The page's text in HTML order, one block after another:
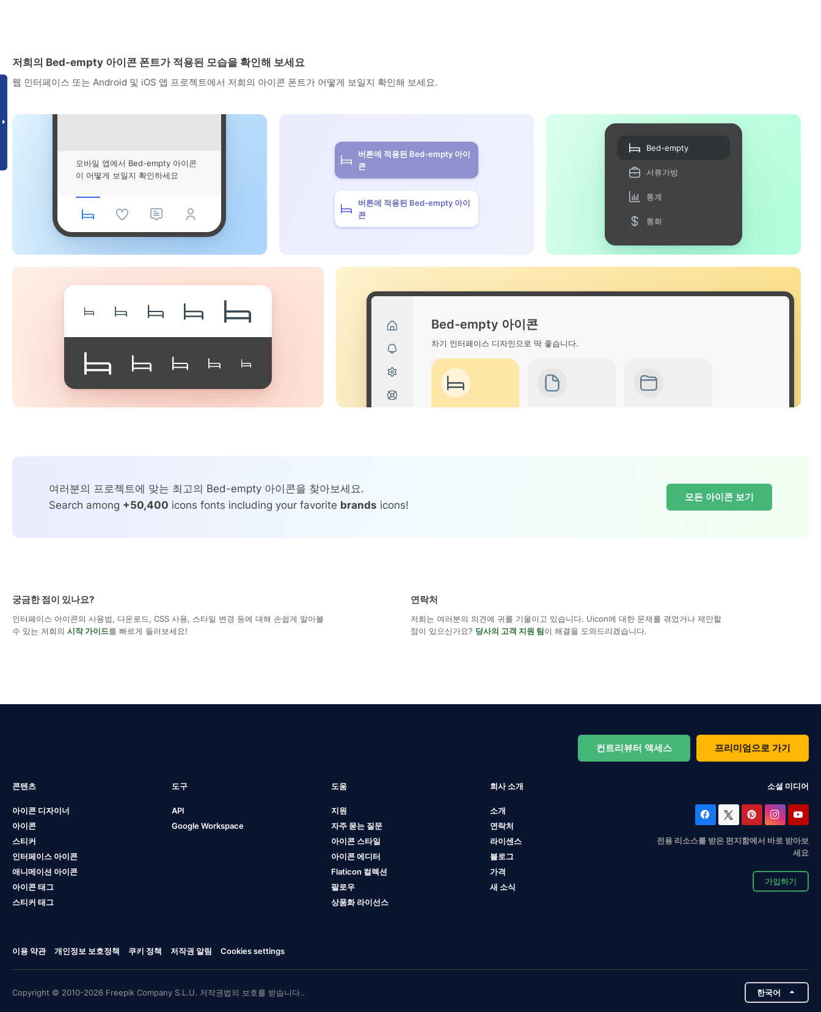
저희의 Bed-empty 아이콘 폰트가 적용된 모습을 확인해 보세요
웹 인터페이스 또는 Android 및 iOS 앱 프로젝트에서 저희의 아이콘 폰트가 어떻게 보일지 확인해 보세요.
모바일 앱에서 Bed-empty 아이콘
이 어떻게 보일지 확인하세요
버튼에 적용된 Bed-empty 아이
콘
버튼에 적용된 Bed-empty 아이
콘
Bed-empty
서류가방
통계
통화
Bed-empty 아이콘
차기 인터페이스 디자인으로 딱 좋습니다.
여러분의 프로젝트에 맞는 최고의 Bed-empty 아이콘을 찾아보세요.
Search among +50,400 icons fonts including your favorite brands icons!
모든 아이콘 보기
궁금한 점이 있나요?
인터페이스 아이콘의 사용법, 다운로드, CSS 사용, 스타일 변경 등에 대해 손쉽게 알아볼
수 있는 저희의 시작 가이드를 빠르게 둘러보세요!
연락처
저희는 여러분의 의견에 귀를 기울이고 있습니다. Uicon에 대한 문제를 겪었거나 제안할
점이 있으신가요? 당사의 고객 지원 팀이 해결을 도와드리겠습니다.
컨트리뷰터 액세스 프리미엄으로 가기
콘텐츠
아이콘 디자이너
아이콘
스티커
인터페이스 아이콘
애니메이션 아이콘
아이콘 태그
스티커 태그
도구
API
Google Workspace
도움
지원
자주 묻는 질문
아이콘 스타일
아이콘 에디터
Flaticon 컬렉션
팔로우
상품화 라이선스
회사 소개
소개
연락처
라이센스
블로그
가격
새 소식
소셜 미디어
전용 리소스를 받은 편지함에서 바로 받아보
세요
가입하기
이용 약관 개인정보 보호정책 쿠키 정책 저작권 알림 Cookies settings
Copyright © 2010-2026 Freepik Company S.L.U. 저작권법의 보호를 받습니다.. 한국어